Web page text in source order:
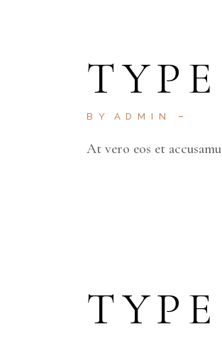
BY ADMIN
At vero eos et